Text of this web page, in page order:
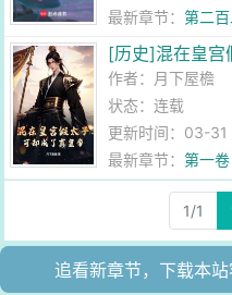
最新章节：第二
[历史]混在皇宫
作者： 月下屋檐
状态：连载
更新时间：03-
最新章节：第一
1/1
追看新章节，下载本